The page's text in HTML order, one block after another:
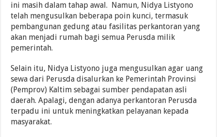
ini masih dalam tahap awal. Namun, Nidya Listyono
telah mengusulkan beberapa poin kunci, termasuk
pembangunan gedung atau fasilitas perkantoran yang
akan menjadi rumah bagi semua Perusda milik
pemerintah.
Selain itu, Nidya Listyono juga mengusulkan agar uang
sewa dari Perusda disalurkan ke Pemerintah Provinsi
(Pemprov) Kaltim sebagai sumber pendapatan asli
daerah. Apalagi, dengan adanya perkantoran Perusda
terpadu ini untuk meningkatkan pelayanan kepada
masyarakat.